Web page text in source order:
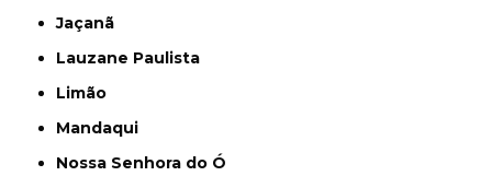
Jaçanã
Lauzane Paulista
Limão
Mandaqui
Nossa Senhora do Ó